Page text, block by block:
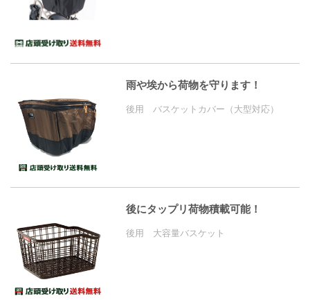
雨や埃から荷物を守ります！
後用 バスケットカバー（大型対応）
後にタップリ荷物積載可能！
後用 大容量バスケット